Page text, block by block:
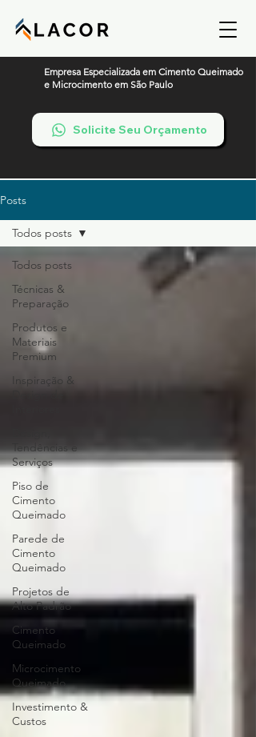
Empresa Especializada em Cimento Queimado
e Microcimento em São Paulo
Solicite Seu Orçamento
Posts
Todos posts
Técnicas &
Preparação
Produtos e
Materiais
Premium
Inspiração &
Tendências e
Serviços
Piso de
Cimento
Queimado
Parede de
Cimento
Queimado
Projetos de
Alto Padrão
Cimento
Queimado
Microcimento
Queimado
Investimento &
Custos
Todos posts